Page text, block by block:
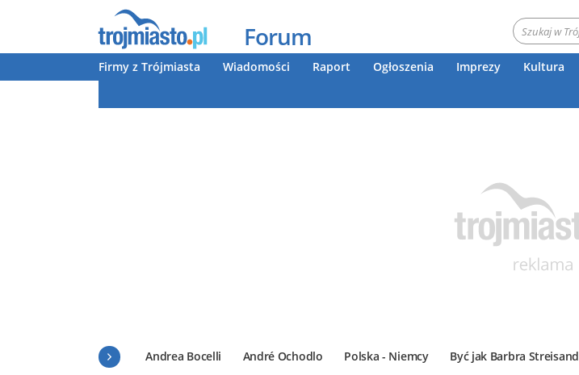
Forum
Firmy z Trójmiasta Wiadomości Raport Ogłoszenia Imprezy Kultura
Andrea Bocelli André Ochodlo Polska - Niemcy Być jak Barbra Streisand